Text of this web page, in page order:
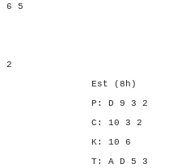
6 5
8
2
Est (8h)
D 9
C: 10
9 K:
T: A D